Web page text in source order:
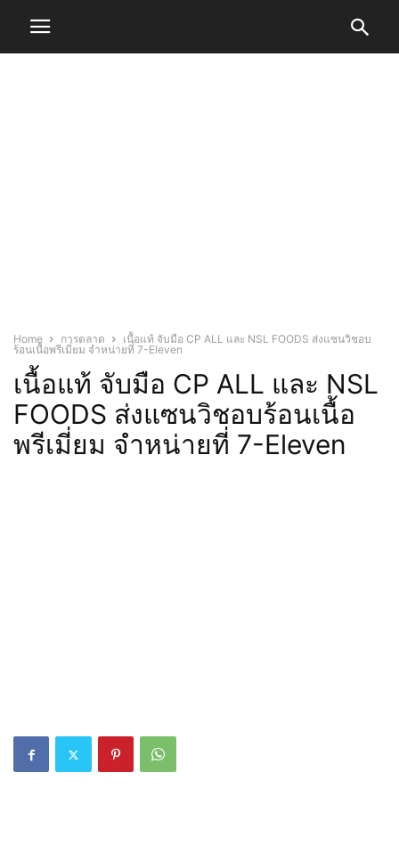
Home การตลาด
เนื้อแท้ จับมือ CP ALL และ NSL FOODS ส่งแซนวิชอบ
ร้อนเนื้อพรีเมี่ยม จำหน่ายที่ 7-Eleven
เนื้อแท้ จับมือ CP ALL และ NSL
FOODS ส่งแซนวิชอบร้อนเนื้อ
พรีเมี่ยม จำหน่ายที่ 7-Eleven